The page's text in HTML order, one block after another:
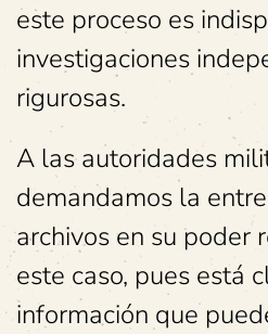
este proceso es
investigaciones
rigurosas.
A las autoridades
demandamos la
archivos en su poder
este caso, pues está
información que